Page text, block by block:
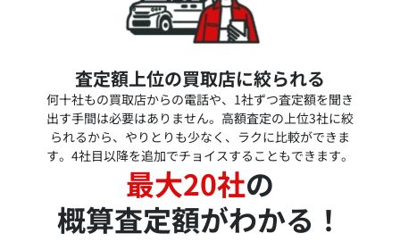
査定額上位の買取店に絞られる
何十社もの買取店からの電話や、1社ずつ査定額を聞き
出す手間は必要はありません。高額査定の上位3社に絞
られるから、やりとりも少なく、ラクに比較ができま
す。4社目以降を追加でチョイスすることもできます。
最大20社の
概算査定額がわかる！